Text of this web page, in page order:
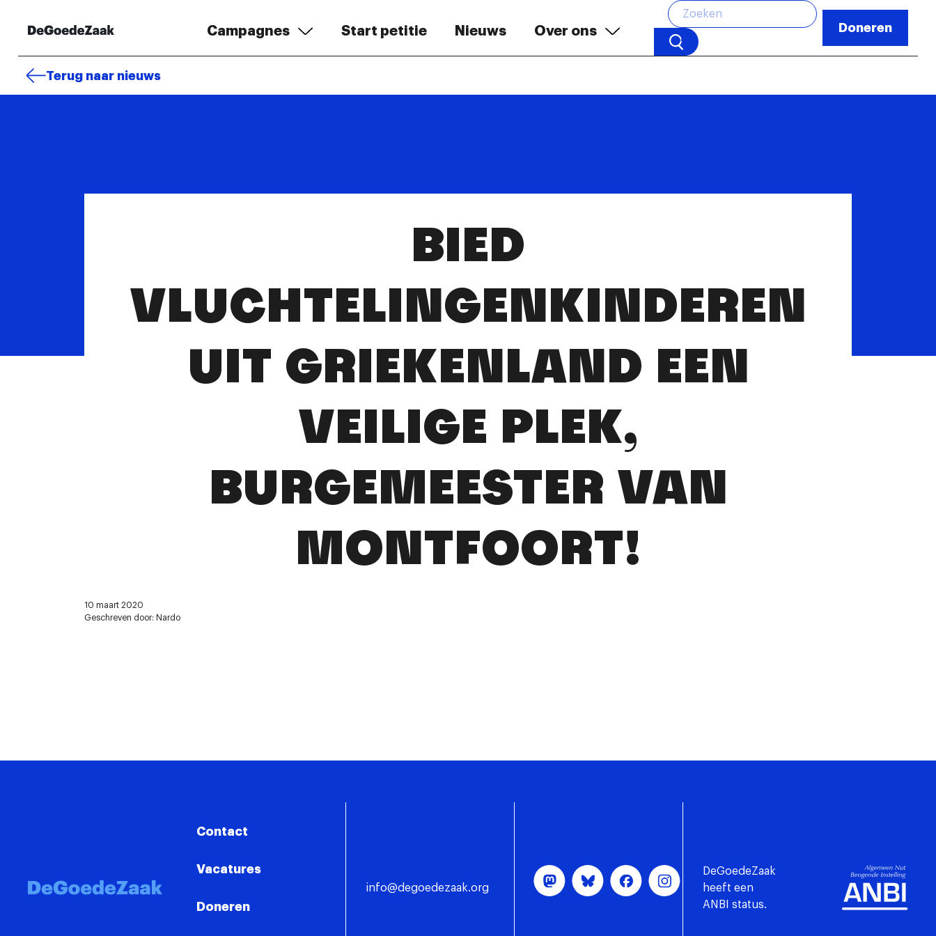
Campagnes Start petitie Nieuws Over ons Doneren
Terug naar nieuws
BIED
VLUCHTELINGENKINDEREN
UIT GRIEKENLAND EEN
VEILIGE PLEK,
BURGEMEESTER VAN
MONTFOORT!
10 maart 2020
Geschreven door: Nardo
Contact
Vacatures
Doneren
info@degoedezaak.org
DeGoedeZaak
heeft een
ANBI status.